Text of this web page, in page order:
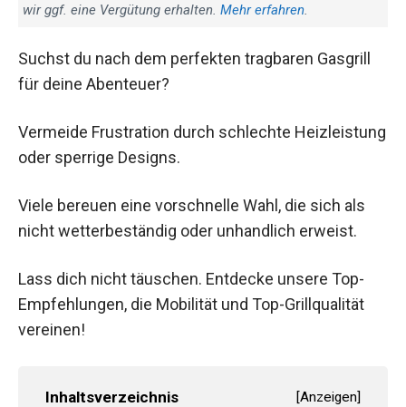
wir ggf. eine Vergütung erhalten. Mehr erfahren.
Suchst du nach dem perfekten tragbaren Gasgrill
für deine Abenteuer?
Vermeide Frustration durch schlechte Heizleistung
oder sperrige Designs.
Viele bereuen eine vorschnelle Wahl, die sich als
nicht wetterbeständig oder unhandlich erweist.
Lass dich nicht täuschen. Entdecke unsere Top-
Empfehlungen, die Mobilität und Top-Grillqualität
vereinen!
Inhaltsverzeichnis [Anzeigen]